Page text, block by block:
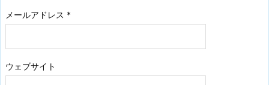
メールアドレス *
ウェブサイト